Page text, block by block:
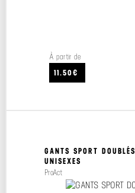
À partir de
11.50€
GANTS SPORT DOUBLÉS
UNISEXES
ProAct